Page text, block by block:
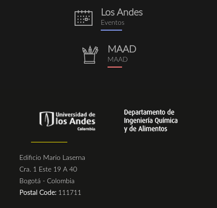
eventos.png
Los Andes
Eventos
repositorio.png
MAAD
MAAD
Edificio Mario Laserna
Cra. 1 Este 19 A 40
Bogotá - Colombia
Postal Code: 111711